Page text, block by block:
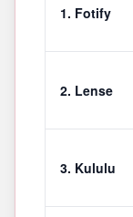
1. Fotify
2. Lense
3. Kululu